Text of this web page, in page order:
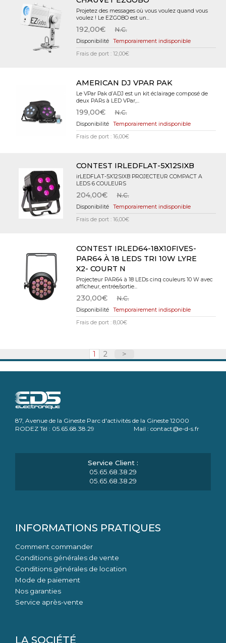
Projetez des messages où vous voulez quand vous
voulez ! Le EZGOBO est un...
192,00€ N.C.
Temporairement indisponible
Frais de port : 12,00€
AMERICAN DJ VPAR PAK
Le VPar Pak d’ADJ est un kit éclairage composé de
deux PARs à LED VPar,...
199,00€ N.C.
Temporairement indisponible
Frais de port : 16,00€
CONTEST IRLEDFLAT-5X12SIXB
irLEDFLAT-5X12SIXB PROJECTEUR COMPACT A
LEDS 6 COULEURS
204,00€ N.C.
Temporairement indisponible
Frais de port : 16,00€
CONTEST IRLED64-18X10FIVES-
PAR64 À 18 LEDS TRI 10W LYRE
X2- COURT N
Projecteur PAR64 à 18 LEDs cinq couleurs 10 W avec
afficheur, entrée/sortie...
230,00€ N.C.
Temporairement indisponible
Frais de port : 8,00€
1 2 >
87, Avenue de la Gineste Parc d'activités de la Gineste 12000
RODEZ Tél : 05.65.68.38.29 Mail : contact@e-d-s.fr
05.65.68.38.29
05.65.68.38.29
INFORMATIONS PRATIQUES
Comment commander
Conditions générales de vente
Conditions générales de location
Mode de paiement
Nos garanties
Service après-vente
LA SOCIÉTÉ